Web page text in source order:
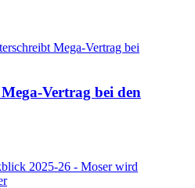
Vertrag bei den